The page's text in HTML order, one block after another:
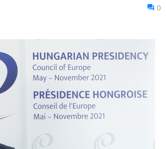
0